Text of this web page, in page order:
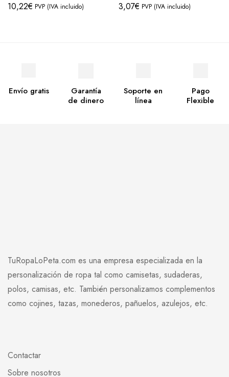
10,22€ PVP (IVA incluido) 3,07€ PVP (IVA incluido)
Envío gratis
Garantía
de dinero
Soporte en
línea
Pago
Flexible
TuRopaLoPeta.com es una empresa especializada en la
personalización de ropa tal como camisetas, sudaderas,
polos, camisas, etc. También personalizamos complementos
como cojines, tazas, monederos, pañuelos, azulejos, etc.
Contactar
Sobre nosotros